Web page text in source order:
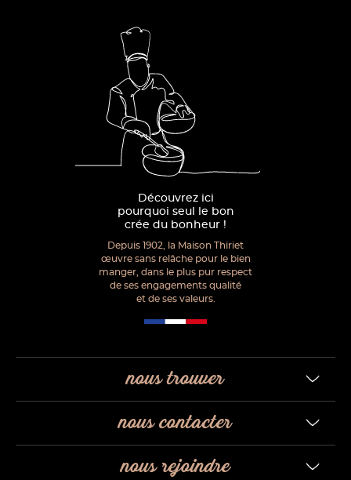
Découvrez ici
pourquoi seul le bon
crée du bonheur !
Depuis 1902, la Maison Thiriet
œuvre sans relâche pour le bien
manger, dans le plus pur respect
de ses engagements qualité
et de ses valeurs.
nous trouver
nous contacter
nous rejoindre